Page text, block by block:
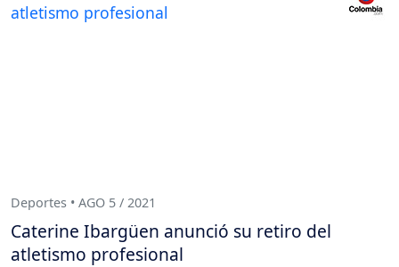
Deportes • AGO 5 / 2021
Caterine Ibargüen anunció su retiro del
atletismo profesional